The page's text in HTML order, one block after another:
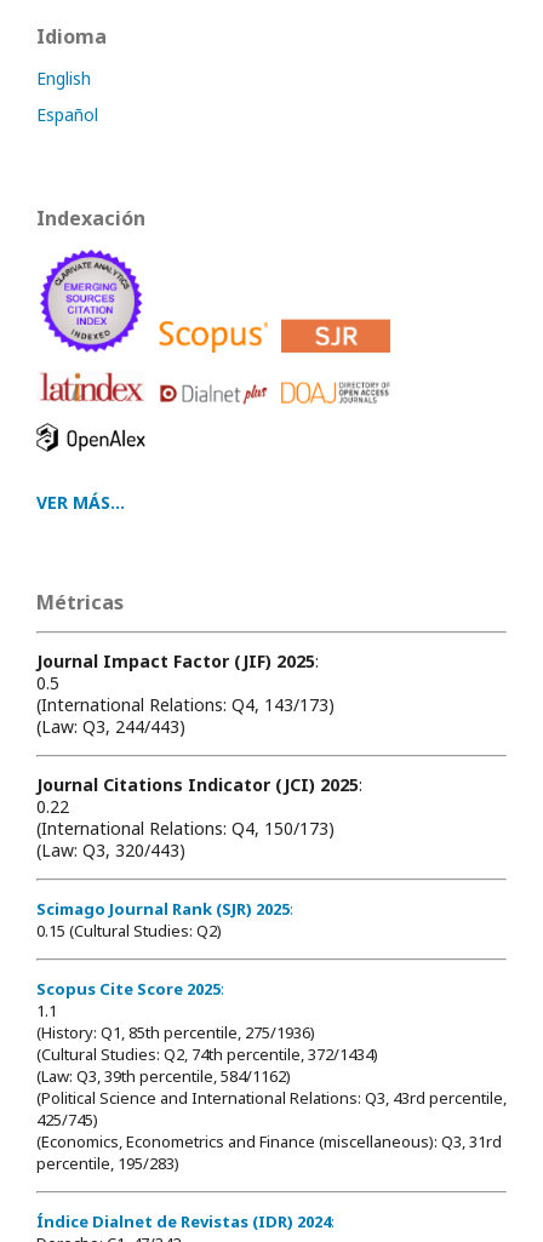
Idioma
English
Español
Indexación
VER MÁS...
Métricas
Journal Impact Factor (JIF) 2025:
0.5
(International Relations: Q4, 143/173)
(Law: Q3, 244/443)
Journal Citations Indicator (JCI) 2025:
0.22
(International Relations: Q4, 150/173)
(Law: Q3, 320/443)
Scimago Journal Rank (SJR) 2025:
0.15 (Cultural Studies: Q2)
Scopus Cite Score 2025:
1.1
(History: Q1, 85th percentile, 275/1936)
(Cultural Studies: Q2, 74th percentile, 372/1434)
(Law: Q3, 39th percentile, 584/1162)
(Political Science and International Relations: Q3, 43rd percentile,
425/745)
(Economics, Econometrics and Finance (miscellaneous): Q3, 31rd
percentile, 195/283)
Índice Dialnet de Revistas (IDR) 2024: